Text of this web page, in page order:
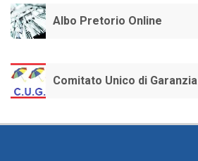
Albo Pretorio Online
Comitato Unico di Garanzia